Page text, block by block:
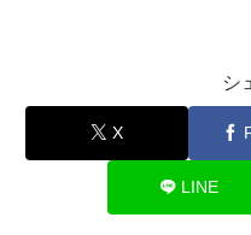
シ
X
LINE